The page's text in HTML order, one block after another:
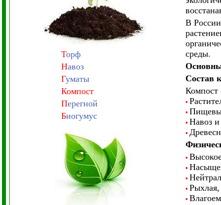
Торф
Навоз
Гуматы
Компост
Перегной
Биогумус
В
среды.
Состав
Компост
•
•
• Навоз
•
•
•
•
• Рыхлая,
•